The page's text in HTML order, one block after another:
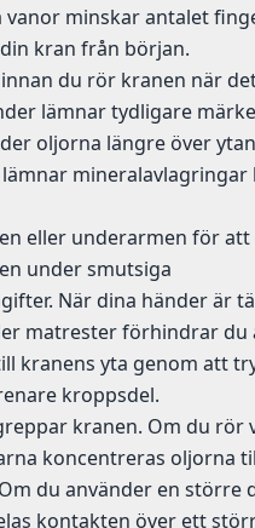
vanor minskar antalet
kran från början.
du rör kranen när
lämnar tydligare
oljorna längre över
mineralavlagringar
eller underarmen för att
under smutsiga
När dina händer är
matrester förhindrar du
kranens yta genom att
kroppsdel.
kranen. Om du rör
koncentreras oljorna
du använder en större
kontakten över ett